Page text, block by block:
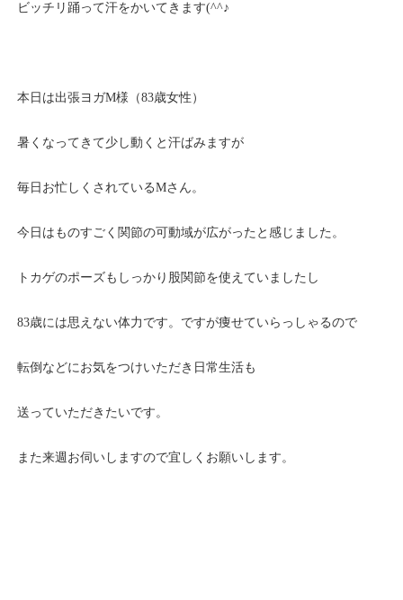
ビッチリ踊って汗をかいてきます(^^♪
本日は出張ヨガM様（83歳女性）
暑くなってきて少し動くと汗ばみますが
毎日お忙しくされているMさん。
今日はものすごく関節の可動域が広がったと感じました。
トカゲのポーズもしっかり股関節を使えていましたし
83歳には思えない体力です。ですが痩せていらっしゃるので
転倒などにお気をつけいただき日常生活も
送っていただきたいです。
また来週お伺いしますので宜しくお願いします。